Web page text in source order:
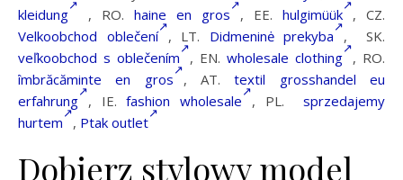
kleidung
, RO. haine en gros , EE. hulgimüük , CZ.
Velkoobchod oblečení
, LT. Didmeninė prekyba
, SK.
veľkoobchod s oblečením
, EN. wholesale clothing , RO.
îmbrăcăminte en gros
, AT.textil grosshandel eu
erfahrung , IE.fashion wholesale , PL.sprzedajemy
hurtem
, Ptak outlet
Dobierz stylowy model